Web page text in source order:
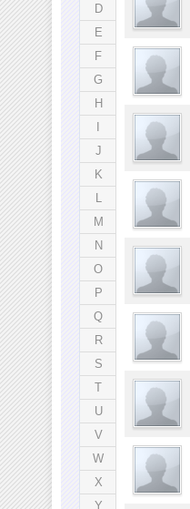
D
E
F
G
H
J
K
L
M
N
O
P
Q
R
S
T
U
V
W
X
Y